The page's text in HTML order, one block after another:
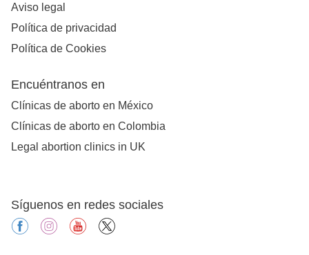
Aviso legal
Política de privacidad
Política de Cookies
Encuéntranos en
Clínicas de aborto en México
Clínicas de aborto en Colombia
Legal abortion clinics in UK
Síguenos en redes sociales
facebookinstagramyoutube